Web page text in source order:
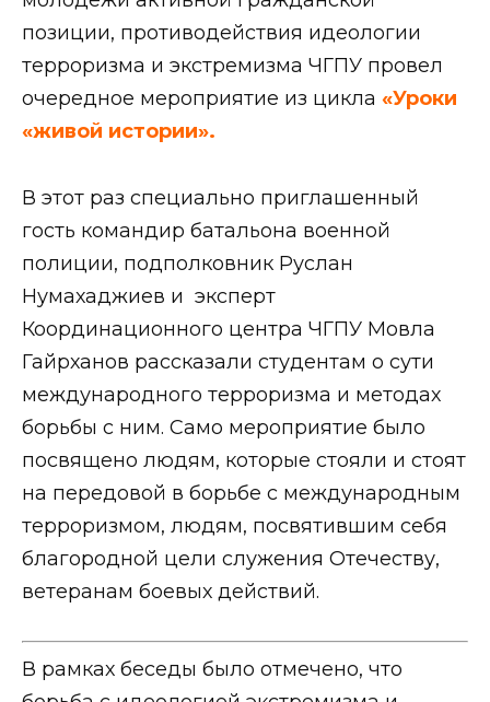
позиции, противодействия идеологии
терроризма и экстремизма ЧГПУ провел
очередное мероприятие из цикла «Уроки
«живой истории».
В этот раз специально приглашенный
гость командир батальона военной
полиции, подполковник Руслан
Нумахаджиев и эксперт
Координационного центра ЧГПУ Мовла
Гайрханов рассказали студентам о сути
международного терроризма и методах
борьбы с ним. Само мероприятие было
посвящено людям, которые стояли и стоят
на передовой в борьбе с международным
терроризмом, людям, посвятившим себя
благородной цели служения Отечеству,
ветеранам боевых действий.
В рамках беседы было отмечено, что